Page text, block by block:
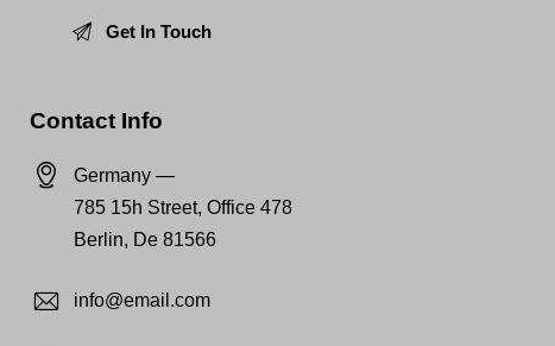
Contact Info
Germany —
785 15h Street, Office 478
Berlin, De 81566
info@email.com